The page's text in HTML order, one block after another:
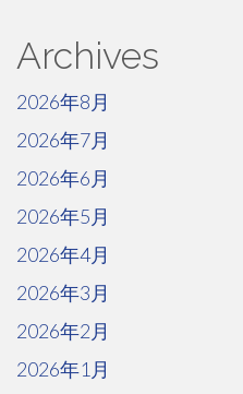
Archives
2026年8月
2026年7月
2026年6月
2026年5月
2026年4月
2026年3月
2026年2月
2026年1月